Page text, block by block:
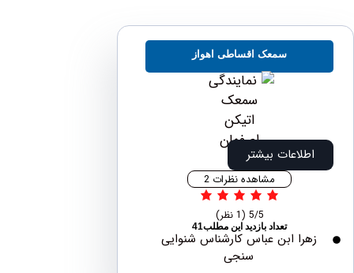
سمعک اقساطی اهواز
اطلاعات بیشتر
مشاهده نظرات 2
تعداد بازدید این مطلب41
ابن عباس کارشناس شنوایی